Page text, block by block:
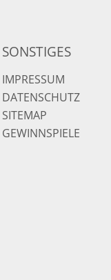
SONSTIGES
IMPRESSUM
DATENSCHUTZ
SITEMAP
GEWINNSPIELE